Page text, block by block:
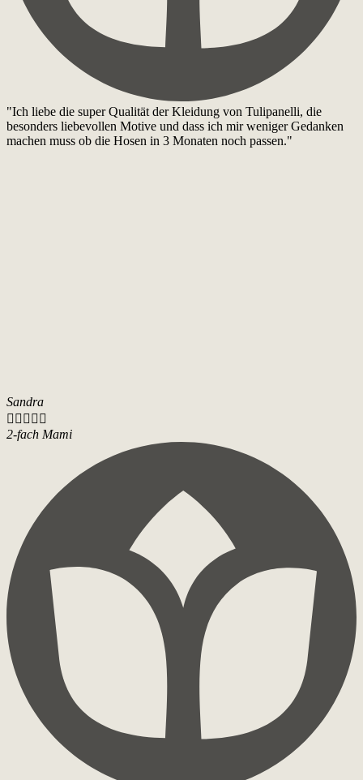
"Ich liebe die super Qualität der Kleidung von Tulipanelli, die
besonders liebevollen Motive und dass ich mir weniger Gedanken
machen muss ob die Hosen in 3 Monaten noch passen."
Sandra
    
2-fach Mami